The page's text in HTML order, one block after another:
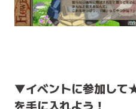
▼イベントに参加して
を手に入れよう！